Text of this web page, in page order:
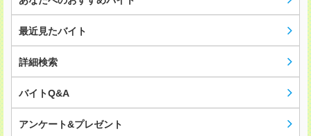
最近見たバイト
詳細検索
バイトQ&A
アンケート&プレゼント